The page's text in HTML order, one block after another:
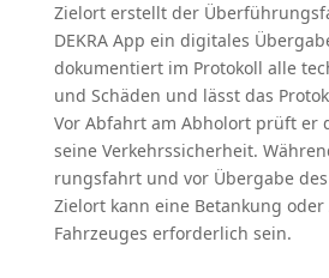
Zielort erstellt der
DEKRA App ein digitales
dokumen­tiert im Protokoll alle
und Schäden und lässt das
Vor Abfahrt am Abholort prüft er
seine Verkehrs­si­cherheit.
rungs­fahrt und vor Übergabe
Zielort kann eine Betankung oder
Fahrzeuges erfor­derlich sein.